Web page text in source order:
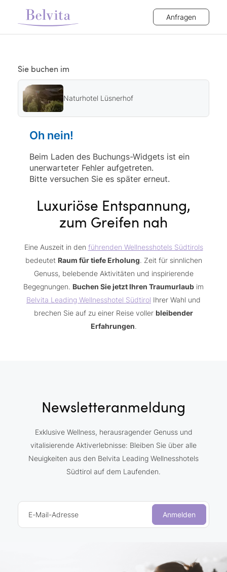
Anfragen
Sie buchen im
Naturhotel Lüsnerhof
Oh nein!
Beim Laden des Buchungs-Widgets ist ein
unerwarteter Fehler aufgetreten.
Bitte versuchen Sie es später erneut.
Luxuriöse Entspannung,
zum Greifen nah
Eine Auszeit in den führenden Wellnesshotels Südtirols
bedeutet Raum für tiefe Erholung. Zeit für sinnlichen
Genuss, belebende Aktivitäten und inspirierende
Begegnungen. Buchen Sie jetzt Ihren Traumurlaub im
Belvita Leading Wellnesshotel Südtirol Ihrer Wahl und
brechen Sie auf zu einer Reise voller bleibender
Erfahrungen.
Newsletteranmeldung
Exklusive Wellness, herausragender Genuss und
vitalisierende Aktiverlebnisse: Bleiben Sie über alle
Neuigkeiten aus den Belvita Leading Wellnesshotels
Südtirol auf dem Laufenden.
E-Mail-Adresse Anmelden